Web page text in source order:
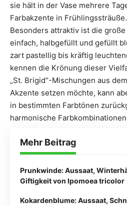
sie hält in der Vase mehrere
Farbakzente in Frühlingssträuße.
Besonders attraktiv ist die
einfach, halbgefüllt und gefüllt
zart pastellig bis kräftig
kennen die Krönung dieser
„St. Brigid“-Mischungen aus
Akzente setzen möchte, kann
in bestimmten Farbtönen
harmonische
Mehr Beitrag
Prunkwinde: Aussaat,
Giftigkeit von Ipomoea tricolor
Kokardenblume: Aussaat,